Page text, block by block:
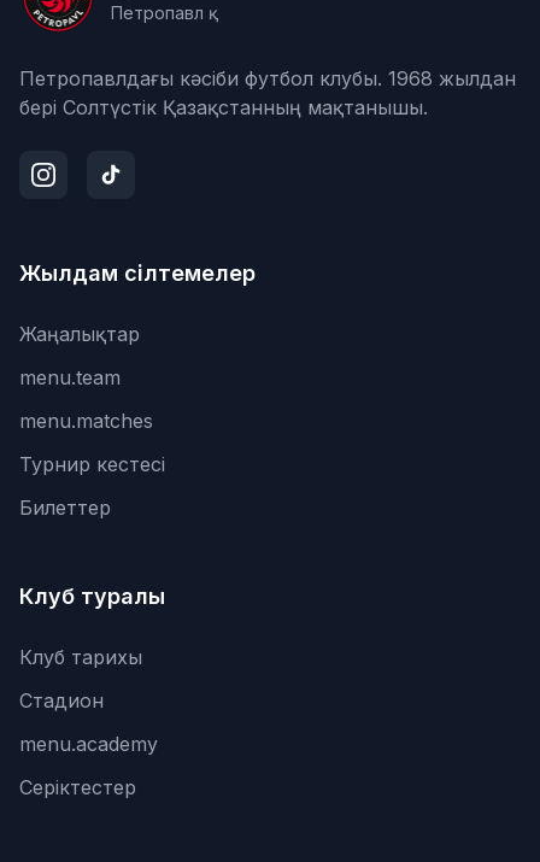
Петропавл қ.
Петропавлдағы кәсіби футбол клубы. 1968 жылдан
бері Солтүстік Қазақстанның мақтанышы.
Жылдам сілтемелер
Жаңалықтар
menu.team
menu.matches
Турнир кестесі
Билеттер
Клуб туралы
Клуб тарихы
Стадион
menu.academy
Серіктестер